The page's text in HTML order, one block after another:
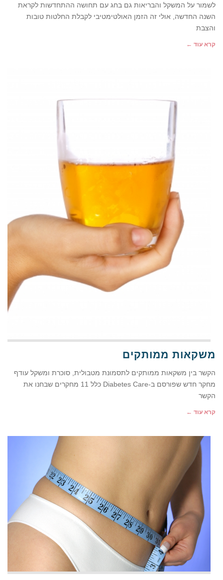
לשמור על המשקל והבריאות גם בחג עם תחושה ההתחדשות לקראת
השנה החדשה, אולי זה הזמן האולטימטיבי לקבלת החלטות טובות
והצבת
קרא עוד ←
משקאות ממותקים
הקשר בין משקאות ממותקים לתסמונת מטבולית, סוכרת ומשקל עודף
מחקר חדש שפורסם ב-Diabetes Care כלל 11 מחקרים שבחנו את
הקשר
קרא עוד ←